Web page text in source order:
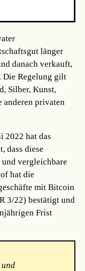
länger
danach verkauft,
Die Regelung gilt
Silber, Kunst,
anderen privaten
2022 hat das
dass diese
vergleichbare
hat die
mit Bitcoin
3/22) bestätigt und
Frist
und